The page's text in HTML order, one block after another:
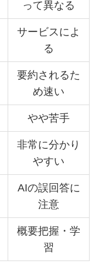
って異なる
サービスによ
る
要約されるた
め速い
やや苦手
非常に分かり
やすい
AIの誤回答に
注意
概要把握・学
習